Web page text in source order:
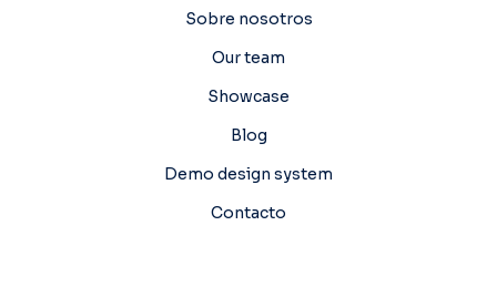
Sobre nosotros
Our team
Showcase
Blog
Demo design system
Contacto